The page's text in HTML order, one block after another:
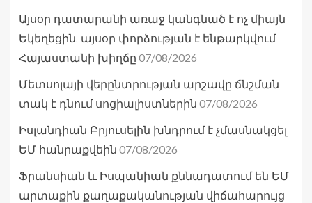
Այսօր դատարանի առաջ կանգնած է ոչ միայն
Եկեղեցին. այսօր փորձության է ենթարկվում
Հայաստանի խիղճը 07/08/2026
Մետսոլայի վերընտրության արշավը ճնշման
տակ է դնում սոցիալիստներին 07/08/2026
Իսլանդիան Բրյուսելին խնդրում է չմասնակցել
ԵՄ հանրաքվեին 07/08/2026
Ֆրանսիան և Իսպանիան քննադատում են ԵՄ
արտաքին քաղաքականության վիճահարույց